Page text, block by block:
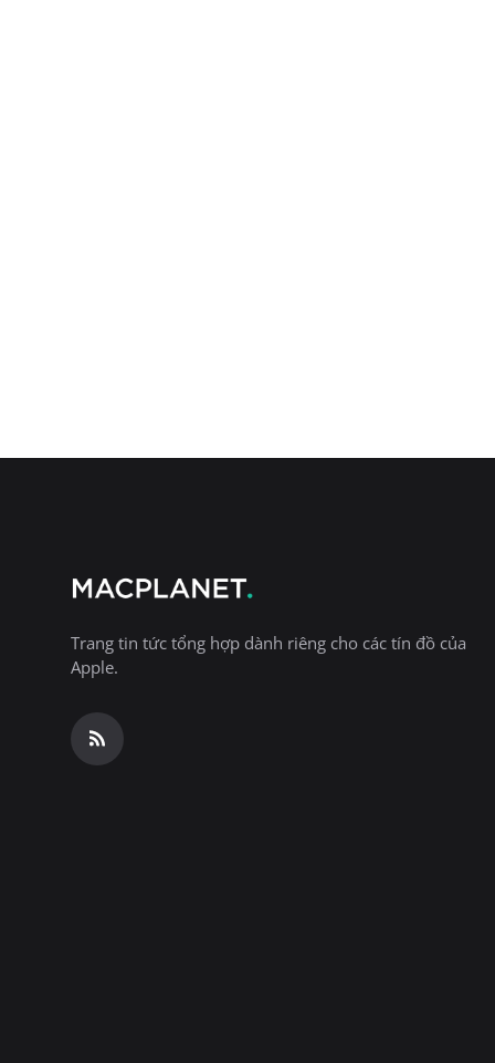
Trang tin tức tổng hợp dành riêng cho các tín đồ của
Apple.